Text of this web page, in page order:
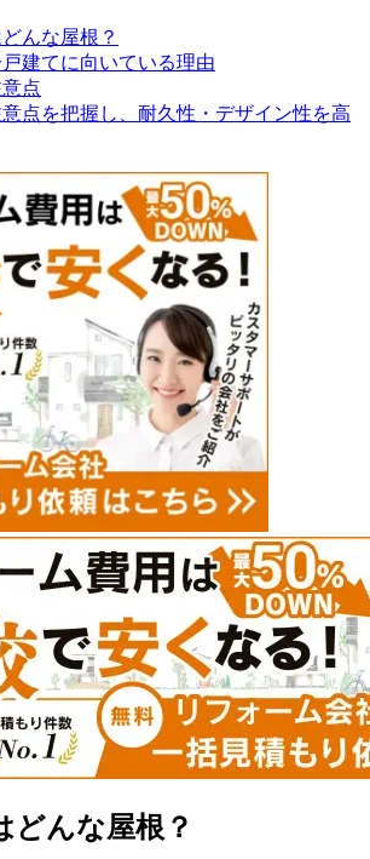
んな屋根？
建てに向いている理由
点
点を把握し、耐久性・デザイン性を高
どんな屋根？